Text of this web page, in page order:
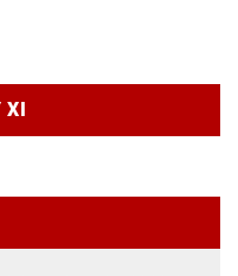
XI